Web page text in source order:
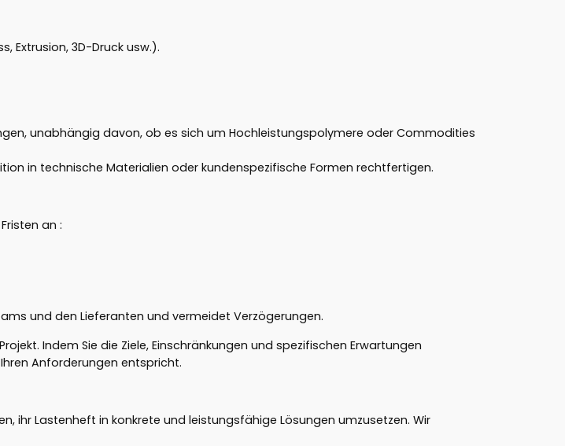
Extrusion, 3D-Druck usw.).
unabhängig davon, ob es sich um Hochleistungspolymere oder Commodities
in technische Materialien oder kundenspezifische Formen rechtfertigen.
an :
und den Lieferanten und vermeidet Verzögerungen.
Indem Sie die Ziele, Einschränkungen und spezifischen Erwartungen
Anforderungen entspricht.
ihr Lastenheft in konkrete und leistungsfähige Lösungen umzusetzen. Wir